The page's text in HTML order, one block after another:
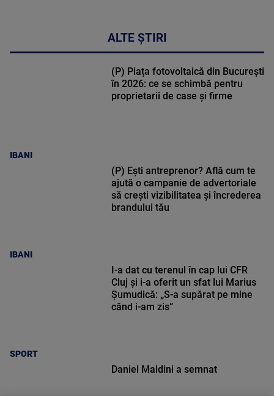
ALTE ȘTIRI
IBANI
(P) Piața fotovoltaică din București
în 2026: ce se schimbă pentru
proprietarii de case și firme
IBANI
(P) Ești antreprenor? Află cum te
ajută o campanie de advertoriale
să crești vizibilitatea și încrederea
brandului tău
SPORT
I-a dat cu terenul în cap lui CFR
Cluj și i-a oferit un sfat lui Marius
Șumudică: „S-a supărat pe mine
când i-am zis”
Daniel Maldini a semnat